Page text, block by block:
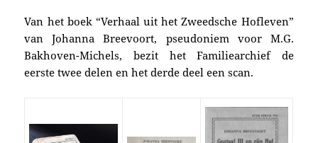
Van het boek “Verhaal uit het Zweedsche Hofleven”
van Johanna Breevoort, pseudoniem voor M.G.
Bakhoven-Michels, bezit het Familiearchief de
eerste twee delen en het derde deel een scan.